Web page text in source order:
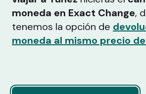
moneda en Exact Change,
tenemos la opción de
moneda al mismo precio